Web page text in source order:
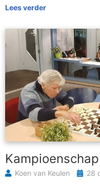
Lees verder
Koen van Keulen 28